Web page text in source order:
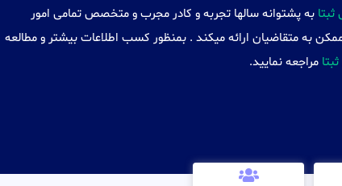
به پشتوانه سالها تجربه و کادر مجرب و متخصص تمامی امور
به متقاضیان ارائه میکند . بمنظور کسب اطلاعات بیشتر و مطالعه
مراجعه نمایید.